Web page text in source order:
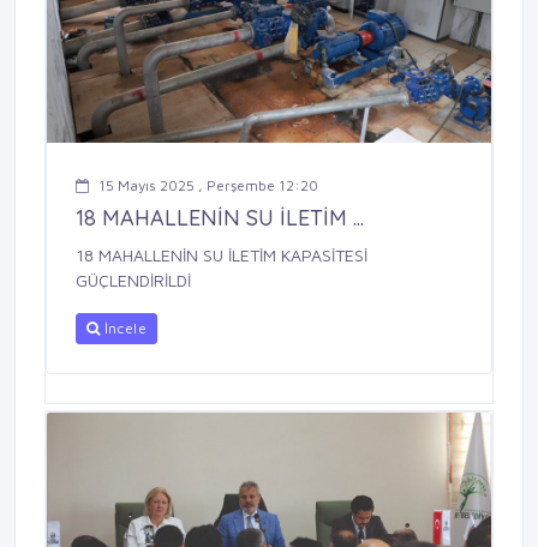
15 Mayıs 2025 , Perşembe 12:20
18 MAHALLENİN SU İLETİM ...
18 MAHALLENİN SU İLETİM KAPASİTESİ
GÜÇLENDİRİLDİ
İncele